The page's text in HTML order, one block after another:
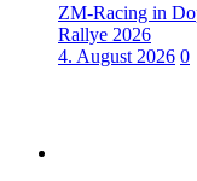
ZM-Racing in
Rallye 2026
4. August 2026 0